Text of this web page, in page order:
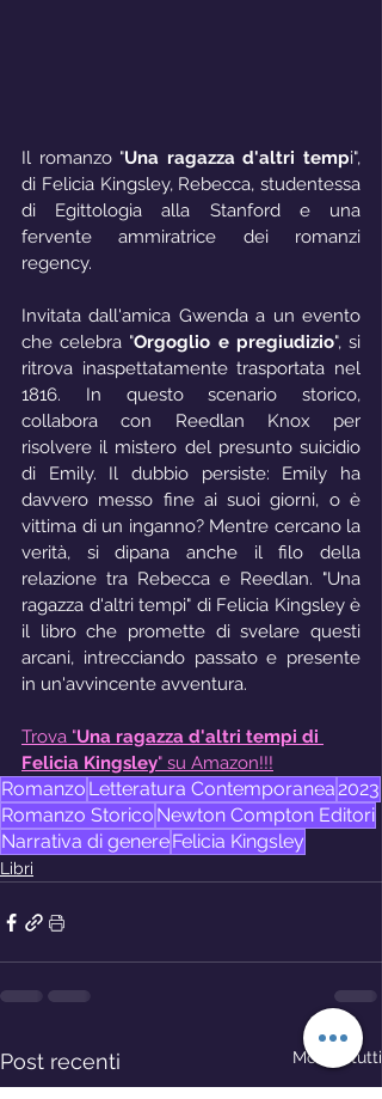
Il romanzo "Una ragazza d'altri tempi",
di Felicia Kingsley, Rebecca, studentessa
di Egittologia alla Stanford e una
fervente ammiratrice dei romanzi
regency.
Invitata dall'amica Gwenda a un evento
che celebra "Orgoglio e pregiudizio", si
ritrova inaspettatamente trasportata nel
1816. In questo scenario storico,
collabora con Reedlan Knox per
risolvere il mistero del presunto suicidio
di Emily. Il dubbio persiste: Emily ha
davvero messo fine ai suoi giorni, o è
vittima di un inganno? Mentre cercano la
verità, si dipana anche il filo della
relazione tra Rebecca e Reedlan. "Una
ragazza d'altri tempi" di Felicia Kingsley è
il libro che promette di svelare questi
arcani, intrecciando passato e presente
in un'avvincente avventura.
Trova "Una ragazza d'altri tempi di
Felicia Kingsley" su Amazon!!!
Romanzo Letteratura Contemporanea2023
Romanzo Storico Newton Compton Editori
Narrativa di genereFelicia Kingsley
Libri
Post recenti Mostra tutti